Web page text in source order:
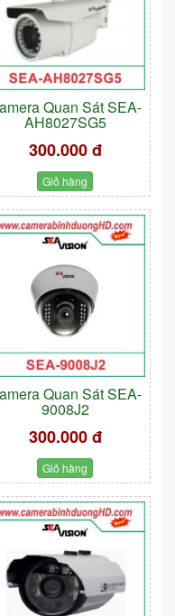
Quan Sát SEA-
AH8027SG5
300.000 đ
Giỏ hàng
Quan Sát SEA-
9008J2
300.000 đ
Giỏ hàng